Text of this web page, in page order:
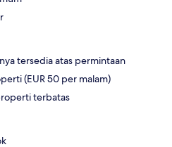
tersedia atas permintaan
(EUR 50 per malam)
terbatas